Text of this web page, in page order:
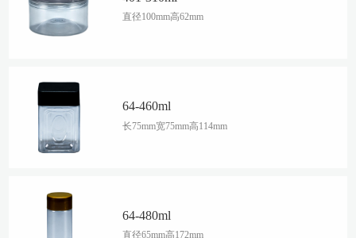
直径100mm高62mm
64-460ml
长75mm宽75mm高114mm
64-480ml
直径65mm高172mm